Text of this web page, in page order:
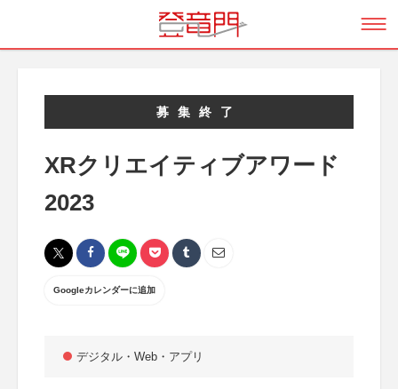
募集終了
XRクリエイティブアワード
2023
Googleカレンダーに追加
デジタル・Web・アプリ